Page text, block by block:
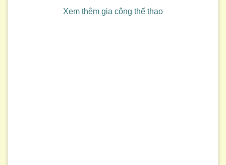
Xem thêm gia công thể thao